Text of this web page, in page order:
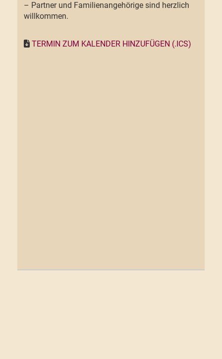
– Partner und Familienangehörige sind herzlich
willkommen.
TERMIN ZUM KALENDER HINZUFÜGEN (.ICS)